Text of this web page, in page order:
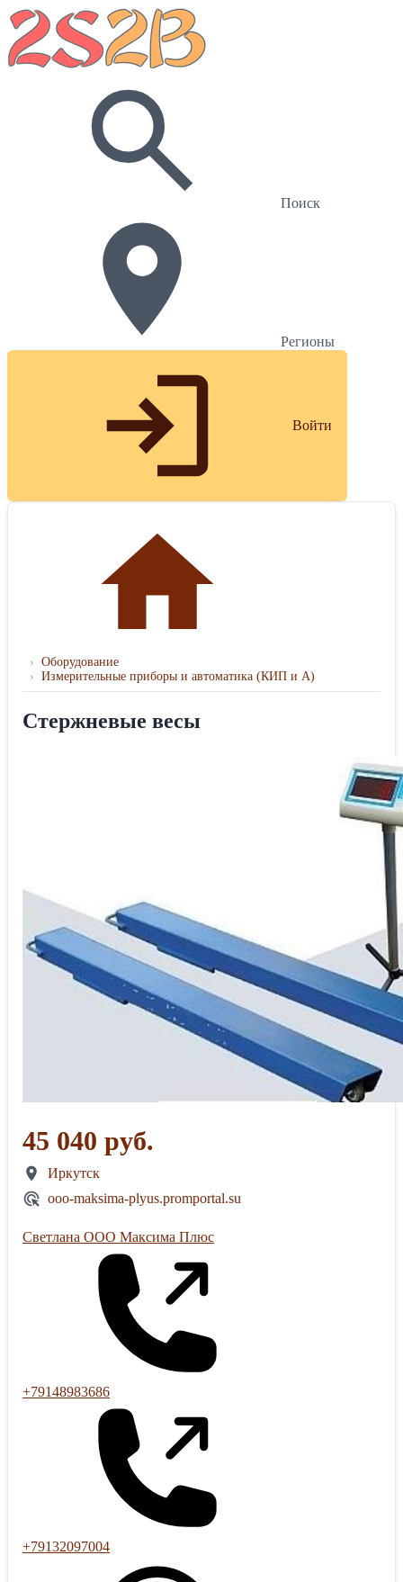
Поиск
Регионы
Войти
› Оборудование
› Измерительные приборы и автоматика (КИП и А)
Стержневые весы
45 040 руб.
Иркутск
ooo-maksima-plyus.promportal.su
Светлана ООО Максима Плюс
+79148983686
+79132097004